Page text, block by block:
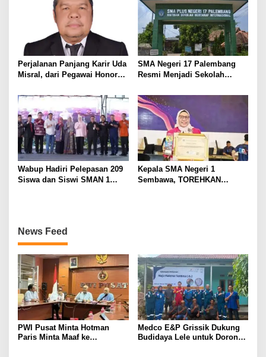
Perjalanan Panjang Karir Uda
Misral, dari Pegawai Honorer
Karir Jabatan Struktural
Eselon III
SMA Negeri 17 Palembang
Resmi Menjadi Sekolah
Wabup Hadiri Pelepasan 209
Siswa dan Siswi SMAN 1
Kepala SMA Negeri 1
Sembawa, TOREHKAN
News Feed
PWI Pusat Minta Hotman
Paris Minta Maaf ke
Medco E&P Grissik Dukung
Budidaya Lele untuk Dorong